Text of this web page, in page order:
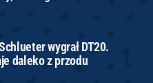
wygrał DT20.
daleko z przodu